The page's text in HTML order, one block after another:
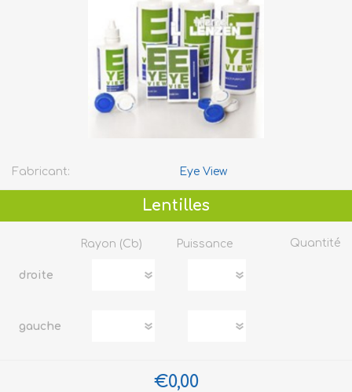
Fabricant: Eye View
Lentilles
Rayon (cb) Puissance Quantité
droite
gauche
€0,00